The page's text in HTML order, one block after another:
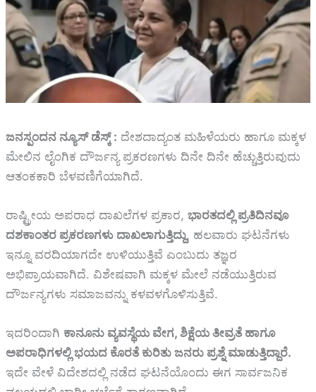
ಜನಸ್ಪಂದನ ನ್ಯೂಸ್ ಡೆಸ್ಕ್ : ದೇಶದಾದ್ಯಂತ ಮಹಿಳೆಯರು ಹಾಗೂ ಮಕ್ಕಳ
ಮೇಲಿನ ಲೈಂಗಿಕ ದೌರ್ಜನ್ಯ ಪ್ರಕರಣಗಳು ದಿನೇ ದಿನೇ ಹೆಚ್ಚುತ್ತಿರುವುದು
ಆತಂಕಕಾರಿ ಬೆಳವಣಿಗೆಯಾಗಿದೆ.
ರಾಷ್ಟ್ರೀಯ ಅಪರಾಧ ದಾಖಲೆಗಳ ಪ್ರಕಾರ, ಭಾರತದಲ್ಲಿ ಪ್ರತಿದಿನವೂ
ದಶಕಾಂತರ ಪ್ರಕರಣಗಳು ದಾಖಲಾಗುತ್ತಿದ್ದು, ಹಲವಾರು ಘಟನೆಗಳು
ಇನ್ನೂ ವರದಿಯಾಗದೇ ಉಳಿಯುತ್ತಿವೆ ಎಂಬುದು ತಜ್ಞರ
ಅಭಿಪ್ರಾಯವಾಗಿದೆ. ವಿಶೇಷವಾಗಿ ಮಕ್ಕಳ ಮೇಲೆ ನಡೆಯುತ್ತಿರುವ
ದೌರ್ಜನ್ಯಗಳು ಸಮಾಜವನ್ನು ಕಳವಳಗೊಳಿಸುತ್ತಿವೆ.
ಇದರಿಂದಾಗಿ ಕಾನೂನು ವ್ಯವಸ್ಥೆಯ ವೇಗ, ಶಿಕ್ಷೆಯ ತೀವ್ರತೆ ಹಾಗೂ
ಅಪರಾಧಿಗಳಲ್ಲಿ ಭಯದ ಕೊರತೆ ಕುರಿತು ಜನರು ಪ್ರಶ್ನೆ ಮಾಡುತ್ತಿದ್ದಾರೆ.
ಇದೇ ವೇಳೆ ವಿದೇಶದಲ್ಲಿ ನಡೆದ ಘಟನೆಯೊಂದು ಈಗ ಸಾರ್ವಜನಿಕ